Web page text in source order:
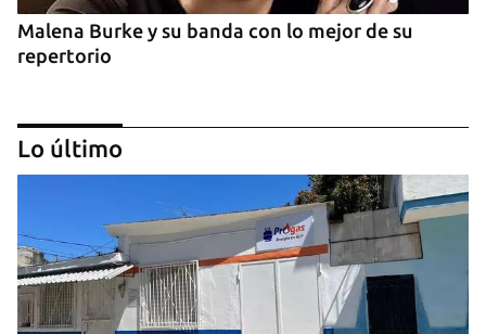
Malena Burke y su banda con lo mejor de su
repertorio
Lo último